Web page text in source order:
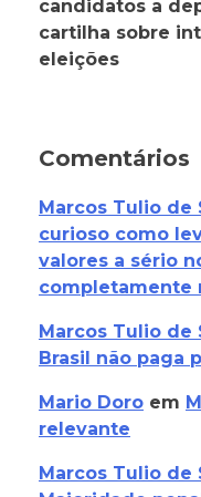
candidatos a
cartilha sobre
eleições
Comentários
Marcos Tulio de
curioso como
valores a sério
completamente
Marcos Tulio de
Brasil não paga
Mario Doro em
relevante
Marcos Tulio de